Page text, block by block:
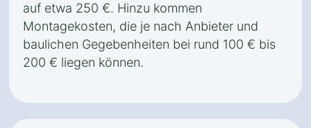
auf etwa 250 €. Hinzu kommen
Montagekosten, die je nach Anbieter und
baulichen Gegebenheiten bei rund 100 € bis
200 € liegen können.